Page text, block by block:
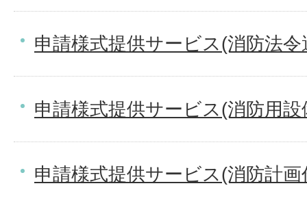
申請様式提供サービス(消防法
申請様式提供サービス(消防用
申請様式提供サービス(消防計